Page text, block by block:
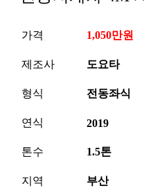
가격 1,050만원
제조사 도요타
형식 전동좌식
연식 2019
톤수 1.5톤
지역
부산